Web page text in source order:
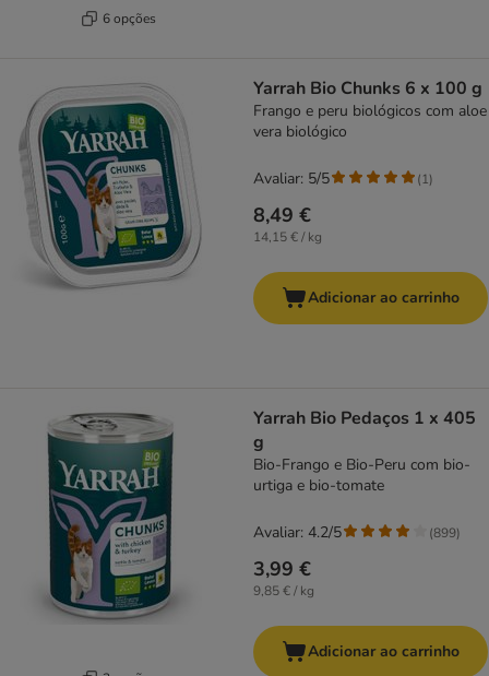
6 opções
Yarrah Bio Chunks 6 x 100 g
Frango e peru biológicos com aloe
vera biológico
8,49 €
14,15 € / kg
Avaliar: 5/5 (1)
Adicionar ao carrinho
Yarrah Bio Pedaços 1 x 405
g
Bio-Frango e Bio-Peru com bio-
urtiga e bio-tomate
3,99 €
9,85 € / kg
Avaliar: 4.2/5 (899)
Adicionar ao carrinho